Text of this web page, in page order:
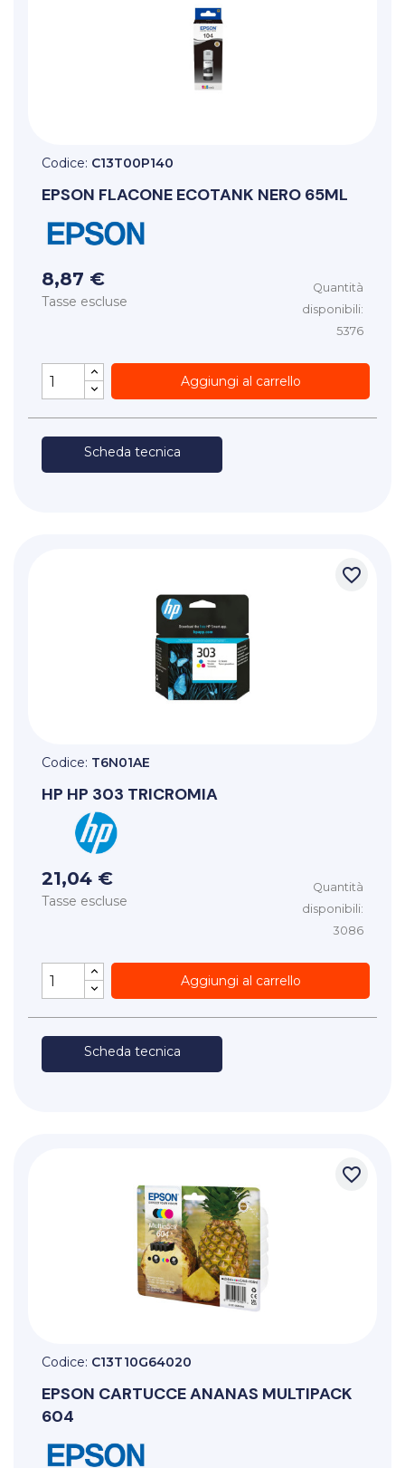
Codice: C13T00P140
EPSON FLACONE ECOTANK NERO 65ML
8,87 €
Tasse escluse
Quantità
disponibili:
5376
Aggiungi al carrello
Scheda tecnica
favorite_border
Codice: T6N01AE
HP HP 303 TRICROMIA
21,04 €
Tasse escluse
Quantità
disponibili:
3086
Aggiungi al carrello
Scheda tecnica
favorite_border
Codice: C13T10G64020
EPSON CARTUCCE ANANAS MULTIPACK
604